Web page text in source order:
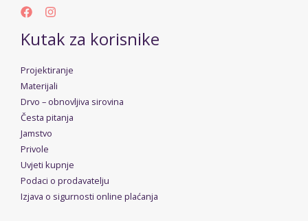
Kutak za korisnike
Projektiranje
Materijali
Drvo – obnovljiva sirovina
Česta pitanja
Jamstvo
Privole
Uvjeti kupnje
Podaci o prodavatelju
Izjava o sigurnosti online plaćanja